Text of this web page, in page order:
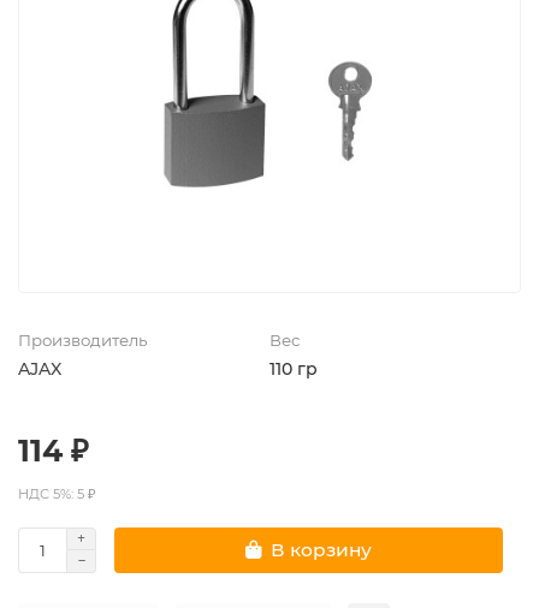
Производитель
AJAX
Вес
110 гр
114 ₽
НДС 5%: 5 ₽
В корзину